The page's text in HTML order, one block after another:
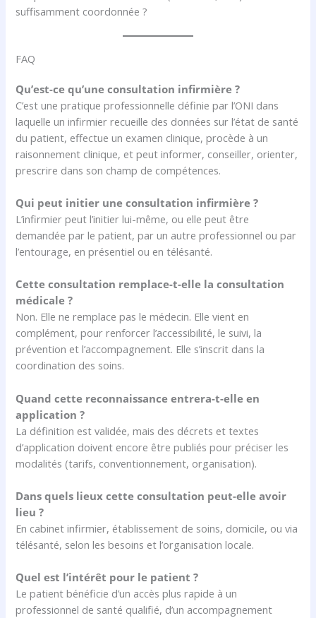
suffisamment coordonnée ?
FAQ
Qu’est-ce qu’une consultation infirmière ?
C’est une pratique professionnelle définie par l’ONI dans
laquelle un infirmier recueille des données sur l’état de santé
du patient, effectue un examen clinique, procède à un
raisonnement clinique, et peut informer, conseiller, orienter,
prescrire dans son champ de compétences.
Qui peut initier une consultation infirmière ?
L’infirmier peut l’initier lui-même, ou elle peut être
demandée par le patient, par un autre professionnel ou par
l’entourage, en présentiel ou en télésanté.
Cette consultation remplace-t-elle la consultation
médicale ?
Non. Elle ne remplace pas le médecin. Elle vient en
complément, pour renforcer l’accessibilité, le suivi, la
prévention et l’accompagnement. Elle s’inscrit dans la
coordination des soins.
Quand cette reconnaissance entrera-t-elle en
application ?
La définition est validée, mais des décrets et textes
d’application doivent encore être publiés pour préciser les
modalités (tarifs, conventionnement, organisation).
Dans quels lieux cette consultation peut-elle avoir
lieu ?
En cabinet infirmier, établissement de soins, domicile, ou via
télésanté, selon les besoins et l’organisation locale.
Quel est l’intérêt pour le patient ?
Le patient bénéficie d’un accès plus rapide à un
professionnel de santé qualifié, d’un accompagnement